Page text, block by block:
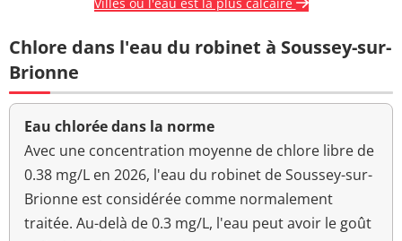
Villes où l'eau est la plus calcaire
Chlore dans l'eau du robinet à Soussey-sur-
Brionne
Eau chlorée dans la norme
Avec une concentration moyenne de chlore libre de
0.38 mg/L en 2026, l'eau du robinet de Soussey-sur-
Brionne est considérée comme normalement
traitée. Au-delà de 0.3 mg/L, l'eau peut avoir le goût